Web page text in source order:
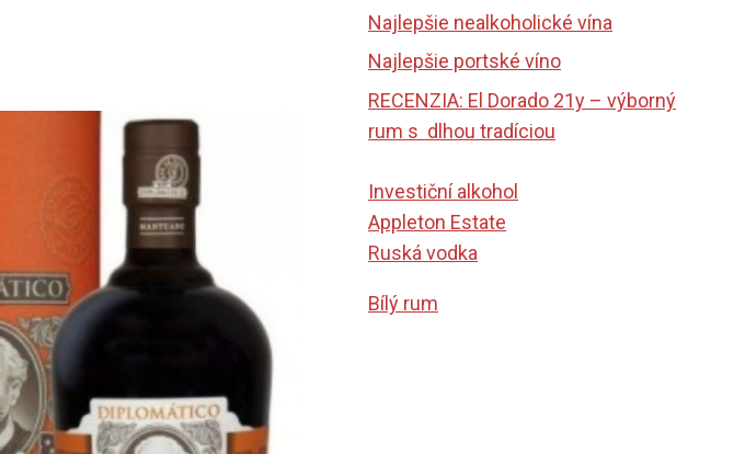
Najlepšie nealkoholické vína
Najlepšie portské víno
RECENZIA: El Dorado 21y – výborný
rum s dlhou tradíciou
Investiční alkohol
Appleton Estate
Ruská vodka
Bílý rum